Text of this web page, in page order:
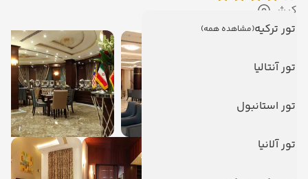
تور ترکیه(مشاهده همه)
تور آنتالیا
تور استانبول
تور آلانیا
کیش